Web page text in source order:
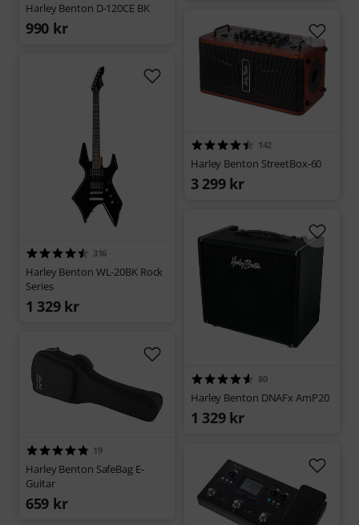
Harley Benton D-120CE BK
990 kr
316
Harley Benton WL-20BK Rock
Series
1 329 kr
142
Harley Benton StreetBox-60
3 299 kr
19
Harley Benton SafeBag E-
Guitar
659 kr
80
Harley Benton DNAFx AmP20
1 329 kr